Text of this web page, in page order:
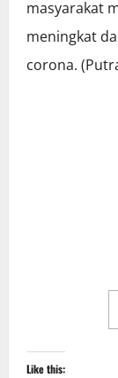
masyarakat
meningkat
corona.
Like this: